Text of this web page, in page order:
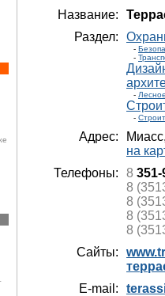
Название:
Раздел:
-
-
-
-
Адрес:
на
Телефоны:
8 351-
8
8
8
8
Сайты:
E-mail: